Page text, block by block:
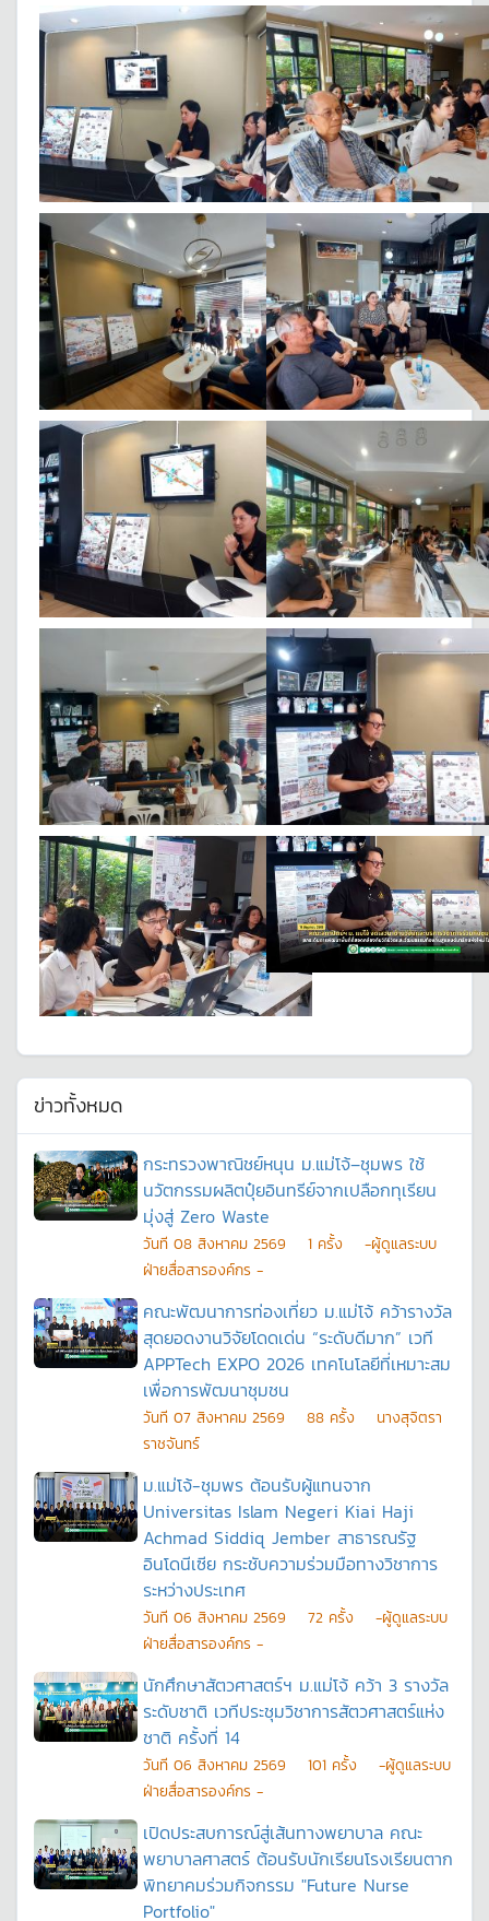
ข่าวทั้งหมด
กระทรวงพาณิชย์หนุน ม.แม่โจ้–ชุมพร ใช้
นวัตกรรมผลิตปุ๋ยอินทรีย์จากเปลือกทุเรียน
มุ่งสู่ Zero Waste
วันที 08 สิงหาคม 2569 1 ครั้ง
-ผู้ดูแลระบบ
ฝ่ายสื่อสารองค์กร -
คณะพัฒนาการท่องเที่ยว ม.แม่โจ้ คว้ารางวัล
สุดยอดงานวิจัยโดดเด่น “ระดับดีมาก” เวที
APPTech EXPO 2026 เทคโนโลยีที่เหมาะสม
เพื่อการพัฒนาชุมชน
วันที 07 สิงหาคม 2569 88 ครั้ง
นางสุจิตรา
ราชจันทร์
ม.แม่โจ้-ชุมพร ต้อนรับผู้แทนจาก
Universitas Islam Negeri Kiai Haji
Achmad Siddiq Jember สาธารณรัฐ
อินโดนีเซีย กระชับความร่วมมือทางวิชาการ
ระหว่างประเทศ
วันที 06 สิงหาคม 2569 72 ครั้ง
-ผู้ดูแลระบบ
ฝ่ายสื่อสารองค์กร -
นักศึกษาสัตวศาสตร์ฯ ม.แม่โจ้ คว้า 3 รางวัล
ระดับชาติ เวทีประชุมวิชาการสัตวศาสตร์แห่ง
ชาติ ครั้งที่ 14
วันที 06 สิงหาคม 2569 101 ครั้ง
-ผู้ดูแลระบบ
ฝ่ายสื่อสารองค์กร -
เปิดประสบการณ์สู่เส้นทางพยาบาล คณะ
พยาบาลศาสตร์ ต้อนรับนักเรียนโรงเรียนตาก
พิทยาคมร่วมกิจกรรม "Future Nurse
Portfolio"